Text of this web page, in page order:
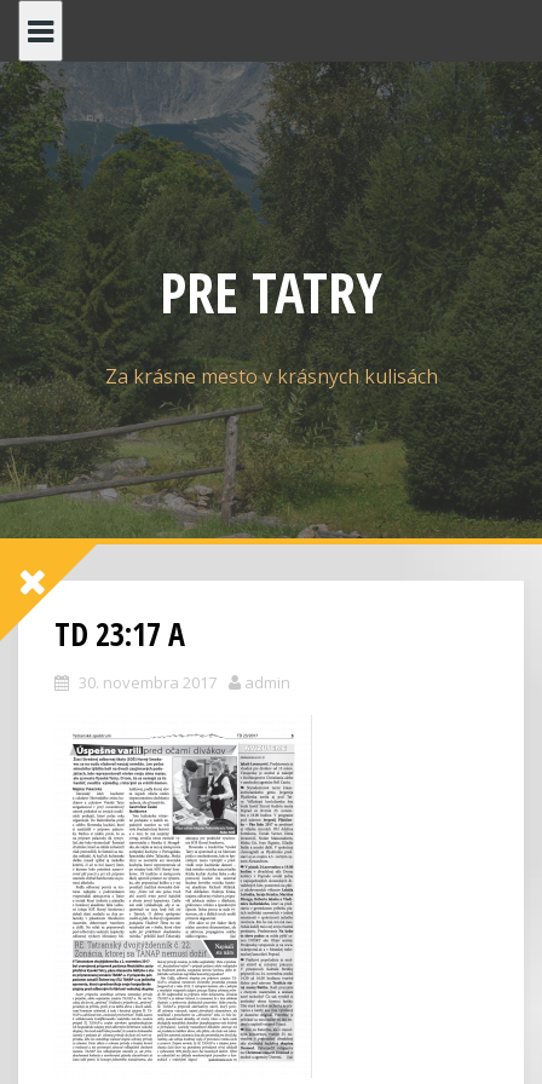
content
PRE TATRY
Za krásne mesto v krásnych kulisách
TD 23:17 A
30. novembra 2017 admin